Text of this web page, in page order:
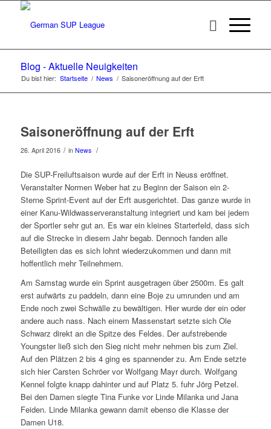
Blog - Aktuelle Neuigkeiten
Du bist hier: Startseite / News / Saisoneröffnung auf der Erft
Saisoneröffnung auf der Erft
26. April 2016 / in News /
Die SUP-Freiluftsaison wurde auf der Erft in Neuss eröffnet.
Veranstalter Normen Weber hat zu Beginn der Saison ein 2-
Sterne Sprint-Event auf der Erft ausgerichtet. Das ganze wurde in
einer Kanu-Wildwasserveranstaltung integriert und kam bei jedem
der Sportler sehr gut an. Es war ein kleines Starterfeld, dass sich
auf die Strecke in diesem Jahr begab. Dennoch fanden alle
Beteiligten das es sich lohnt wiederzukommen und dann mit
hoffentlich mehr Teilnehmern.
Am Samstag wurde ein Sprint ausgetragen über 2500m. Es galt
erst aufwärts zu paddeln, dann eine Boje zu umrunden und am
Ende noch zwei Schwälle zu bewältigen. Hier wurde der ein oder
andere auch nass. Nach einem Massenstart setzte sich Ole
Schwarz direkt an die Spitze des Feldes. Der aufstrebende
Youngster ließ sich den Sieg nicht mehr nehmen bis zum Ziel.
Auf den Plätzen 2 bis 4 ging es spannender zu. Am Ende setzte
sich hier Carsten Schröer vor Wolfgang Mayr durch. Wolfgang
Kennel folgte knapp dahinter und auf Platz 5. fuhr Jörg Petzel.
Bei den Damen siegte Tina Funke vor Linde Milanka und Jana
Feiden. Linde Milanka gewann damit ebenso die Klasse der
Damen U18.